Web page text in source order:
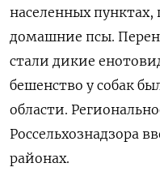
населенных пунктах,
домашние псы.
стали дикие
бешенство у собак
области.
Россельхознадзора
районах.